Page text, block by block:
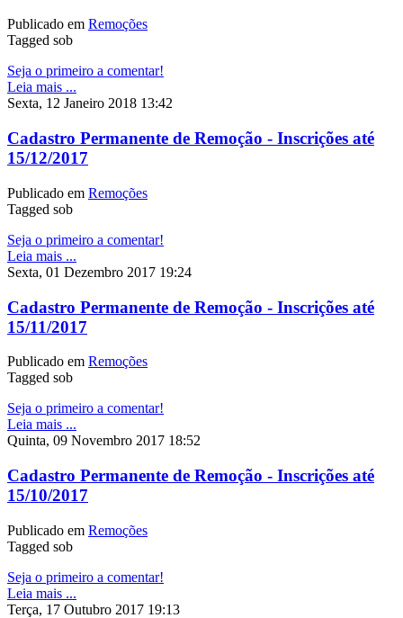
Publicado em Remoções
Tagged sob
Seja o primeiro a comentar!
Leia mais ...
Sexta, 12 Janeiro 2018 13:42
Cadastro Permanente de Remoção - Inscrições até
15/12/2017
Publicado em Remoções
Tagged sob
Seja o primeiro a comentar!
Leia mais ...
Sexta, 01 Dezembro 2017 19:24
Cadastro Permanente de Remoção - Inscrições até
15/11/2017
Publicado em Remoções
Tagged sob
Seja o primeiro a comentar!
Leia mais ...
Quinta, 09 Novembro 2017 18:52
Cadastro Permanente de Remoção - Inscrições até
15/10/2017
Publicado em Remoções
Tagged sob
Seja o primeiro a comentar!
Leia mais ...
Terça, 17 Outubro 2017 19:13